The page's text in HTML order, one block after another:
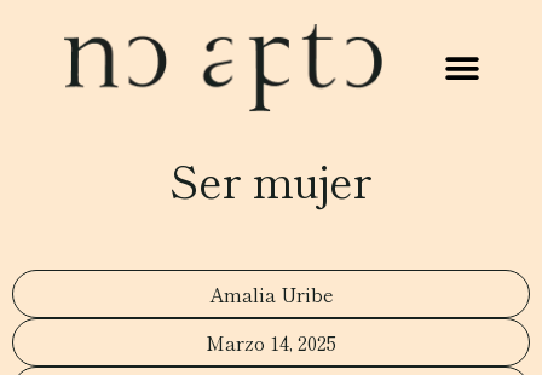
Ser mujer
Amalia Uribe
Marzo 14, 2025